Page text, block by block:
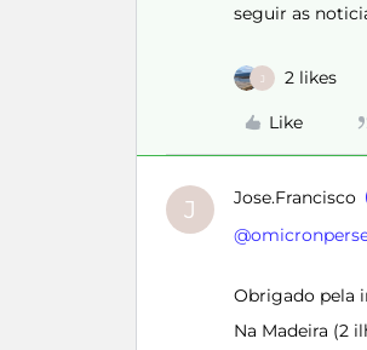
seguir as
J 2 likes
Like
J Jose.Francisco
Obrigado pela
Na Madeira (2